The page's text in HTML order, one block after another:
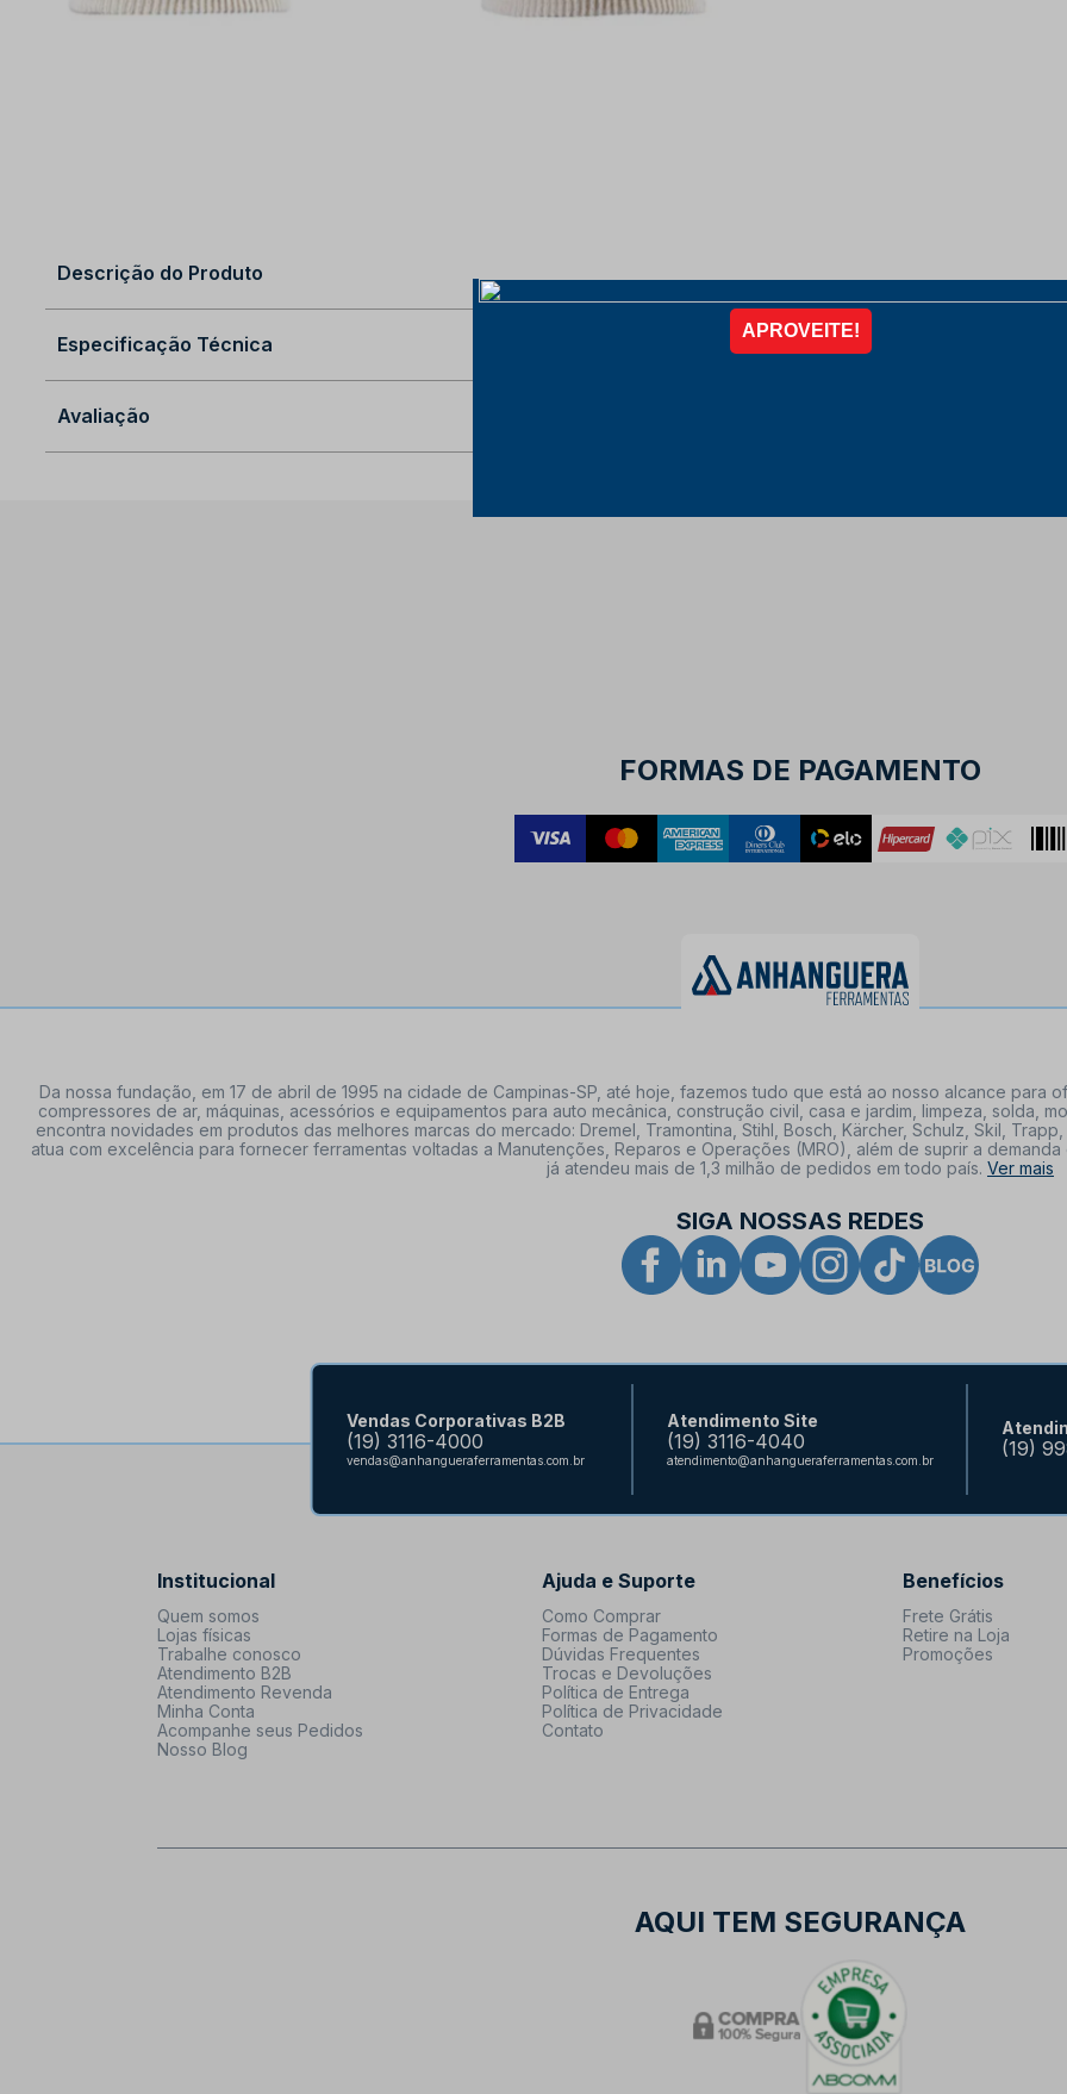
Descrição do Produto
Especificação Técnica
Avaliação
FORMAS DE PAGAMENTO
Da nossa fundação, em 17 de abril de 1995 na cidade de Campinas-SP, até hoje, fazemos tudo que está ao nosso alcance para
compressores de ar, máquinas, acessórios e equipamentos para auto mecânica, construção civil, casa e jardim, limpeza, solda,
encontra novidades em produtos das melhores marcas do mercado: Dremel, Tramontina, Stihl, Bosch, Kärcher, Schulz, Skil,
atua com excelência para fornecer ferramentas voltadas a Manutenções, Reparos e Operações (MRO), além de suprir a
já atendeu mais de 1,3 milhão de pedidos em todo país. Ver mais
SIGA NOSSAS REDES
Vendas Corporativas B2B
(19) 3116-4000
vendas@anhangueraferramentas.com.br
Atendimento Site
(19) 3116-4040
atendimento@anhangueraferramentas.com.br (19)
Institucional
Quem somos
Lojas físicas
Trabalhe conosco
Atendimento B2B
Atendimento Revenda
Minha Conta
Acompanhe seus Pedidos
Nosso Blog
Ajuda e Suporte
Como Comprar
Formas de Pagamento
Dúvidas Frequentes
Trocas e Devoluções
Política de Entrega
Política de Privacidade
Contato
Benefícios
Frete Grátis
Retire na Loja
Promoções
AQUI TEM SEGURANÇA